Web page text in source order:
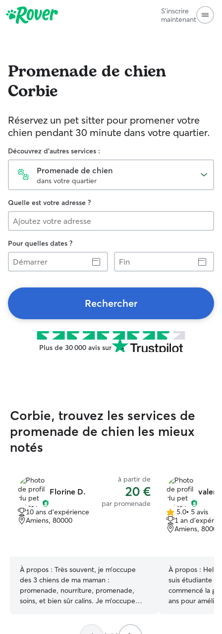
S'inscrire
maintenant
Promenade de chien
Corbie
Réservez un pet sitter pour promener votre
chien pendant 30 minute dans votre quartier.
Découvrez d'autres services :
Promenade de chien
dans votre quartier
Quelle est votre adresse ?
Pour quelles dates ?
Démarrer
Fin
Rechercher
Plus de 30 000 avis sur
Corbie, trouvez les services de
promenade de chien les mieux
notés
Florine D.
à partir de
20 €
par promenade
10 ans d'expérience
Amiens, 80000
À propos : Très souvent, je m’occupe
des 3 chiens de ma maman :
promenade, nourriture, promenade,
soins, et bien sûr calins. Je m’occupe
avec des chiens, depuis la naissance. Je
5.0 étoile(s)
sur
5
5.0• 5 avis
1 an
Amiens, 80000
À propos :
suis étudiante
commencé la
ans pour